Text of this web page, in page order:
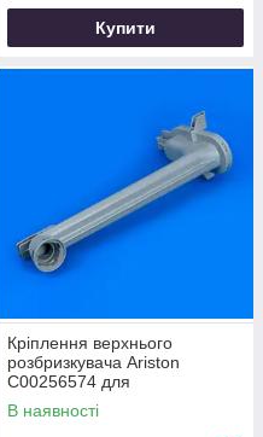
Купити
Кріплення верхнього
розбризкувача Ariston
C00256574 для
посудомийної машини
В наявності